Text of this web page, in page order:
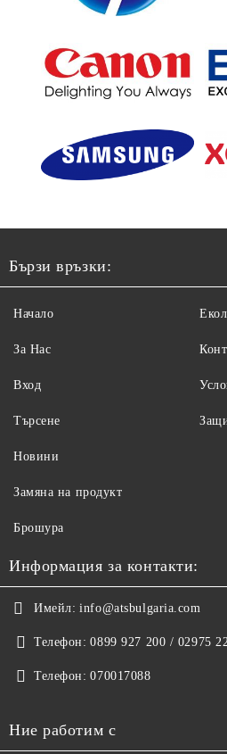
Бързи връзки:
Начало
За Нас
Вход
Търсене
Новини
Замяна на продукт
Брошура
Информация за контакти:
Имейл: info@atsbulgaria.com
Телефон: 0899 927 200 / 02975
Телефон: 070017088
Ние работим с